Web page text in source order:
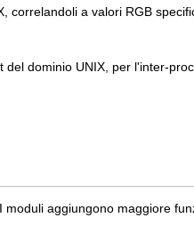
correlandoli a valori RGB
del dominio UNIX, per l'inter-
moduli aggiungono maggiore